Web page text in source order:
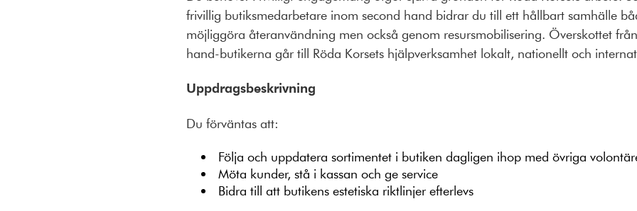
frivillig butiksmedarbetare inom second hand bidrar du till ett hållbart samhälle
möjliggöra återanvändning men också genom resursmobilisering. Överskottet
hand-butikerna går till Röda Korsets hjälpverksamhet lokalt, nationellt och
Uppdragsbeskrivning
Du förväntas att:
Följa och uppdatera sortimentet i butiken dagligen ihop med övriga
Möta kunder, stå i kassan och ge service
Bidra till att butikens estetiska riktlinjer efterlevs